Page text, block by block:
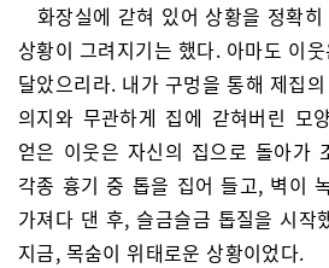
화장실에 갇혀 있어 상황을 정확
상황이 그려지기는 했다. 아마도 이
달았으리라. 내가 구멍을 통해 제집
의지와 무관하게 집에 갇혀버린 모
얻은 이웃은 자신의 집으로 돌아가
각종 흉기 중 톱을 집어 들고, 벽이
가져다 댄 후, 슬금슬금 톱질을 시작
지금, 목숨이 위태로운 상황이었다.